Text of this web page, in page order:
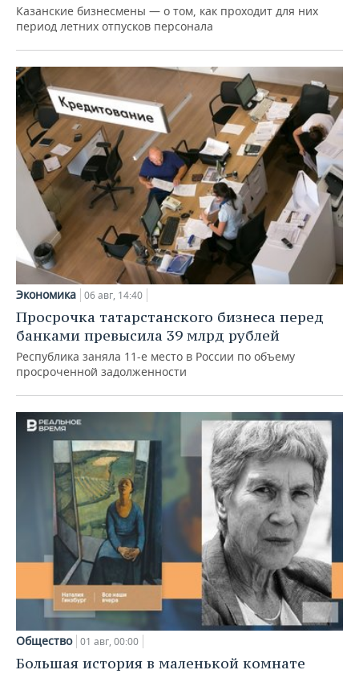
Казанские бизнесмены — о том, как проходит для них
период летних отпусков персонала
Экономика 06 авг, 14:40
Просрочка татарстанского бизнеса перед
банками превысила 39 млрд рублей
Республика заняла 11-е место в России по объему
просроченной задолженности
Общество 01 авг, 00:00
Большая история в маленькой комнате